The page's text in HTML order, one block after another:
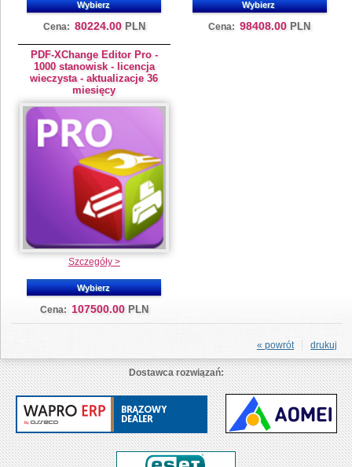
Wybierz
Cena: 80224.00 PLN
Wybierz
Cena: 98408.00 PLN
PDF-XChange Editor Pro -
1000 stanowisk - licencja
wieczysta - aktualizacje 36
miesięcy
Szczegóły >
Wybierz
Cena: 107500.00 PLN
drukuj
« powrót
Dostawca rozwiązań: